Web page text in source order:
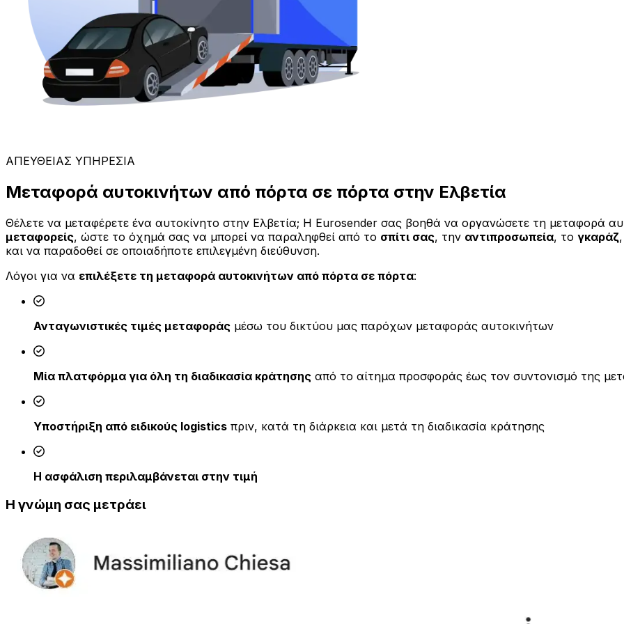
ΑΠΕΥΘΕΙΑΣ ΥΠΗΡΕΣΙΑ
Μεταφορά αυτοκινήτων από πόρτα σε πόρτα στην Ελβετία
Θέλετε να μεταφέρετε ένα αυτοκίνητο στην Ελβετία; Η Eurosender σας βοηθά να οργανώσετε τη μεταφορά
μεταφορείς, ώστε το όχημά σας να μπορεί να παραληφθεί από το σπίτι σας, την αντιπροσωπεία, το γκαράζ
και να παραδοθεί σε οποιαδήποτε επιλεγμένη διεύθυνση.
Λόγοι για να επιλέξετε τη μεταφορά αυτοκινήτων από πόρτα σε πόρτα:
Ανταγωνιστικές τιμές μεταφοράς μέσω του δικτύου μας παρόχων μεταφοράς αυτοκινήτων
Μία πλατφόρμα για όλη τη διαδικασία κράτησης από το αίτημα προσφοράς έως τον συντονισμό της
Υποστήριξη από ειδικούς logistics πριν, κατά τη διάρκεια και μετά τη διαδικασία κράτησης
Η ασφάλιση περιλαμβάνεται στην τιμή
Η γνώμη σας μετράει